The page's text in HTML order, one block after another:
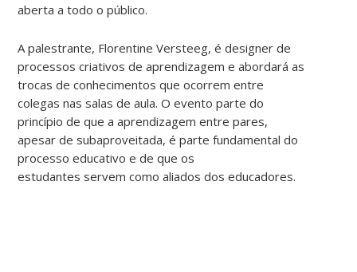
aberta a todo o público.
A palestrante, Florentine Versteeg, é designer de
processos criativos de aprendizagem e abordará as
trocas de conhecimentos que ocorrem entre
colegas nas salas de aula. O evento parte do
princípio de que a aprendizagem entre pares,
apesar de subaproveitada, é parte fundamental do
processo educativo e de que os
estudantes servem como aliados dos educadores.